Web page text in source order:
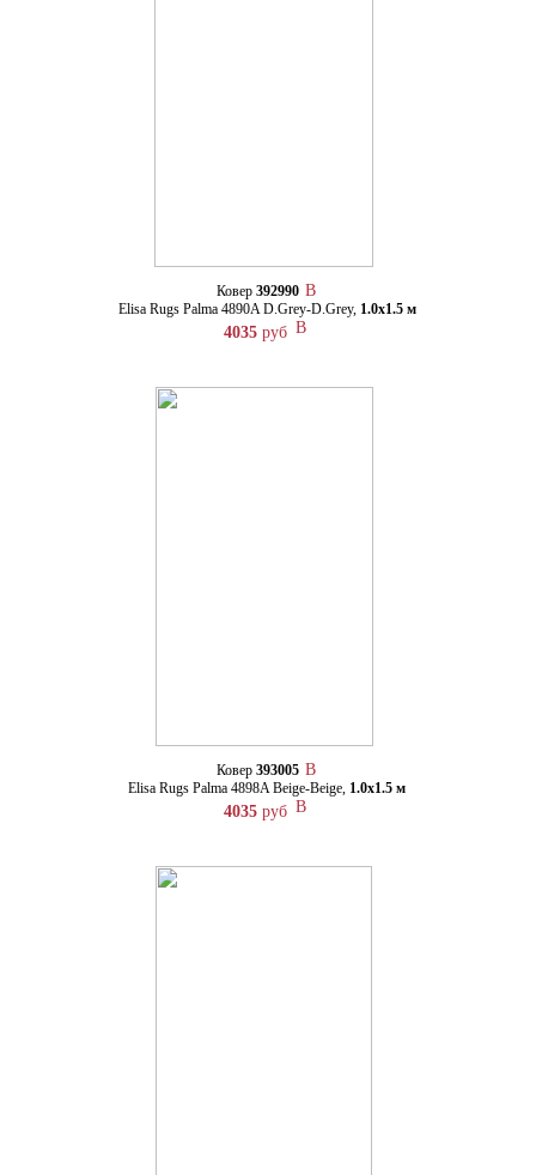
Ковер 392990
Elisa Rugs Palma 4890A D.Grey-D.Grey, 1.0х1.5 м
4035руб
Ковер 393005
Elisa Rugs Palma 4898A Beige-Beige, 1.0х1.5 м
4035руб